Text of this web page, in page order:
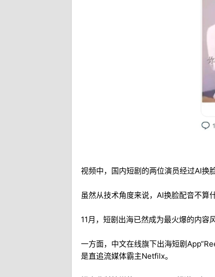
视频中，国内短剧的两位演员经过AI换
虽然从技术角度来说，AI换脸配音不算
11月，短剧出海已然成为最火爆的内容
一方面，中文在线旗下出海短剧
是直追流媒体霸主Netfilx。